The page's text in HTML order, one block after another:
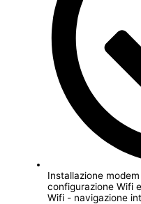
Installazione
configurazione Wifi
Wifi - navigazione